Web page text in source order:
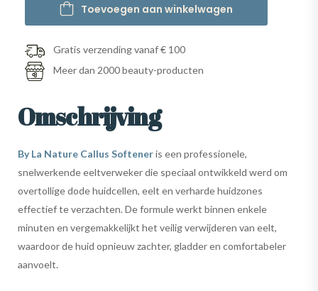
Toevoegen aan winkelwagen
Gratis verzending vanaf € 100
Meer dan 2000 beauty-producten
Omschrijving
By La Nature Callus Softeneris een professionele,
snelwerkende eeltverweker die speciaal ontwikkeld werd om
overtollige dode huidcellen, eelt en verharde huidzones
effectief te verzachten. De formule werkt binnen enkele
minuten en vergemakkelijkt het veilig verwijderen van eelt,
waardoor de huid opnieuw zachter, gladder en comfortabeler
aanvoelt.